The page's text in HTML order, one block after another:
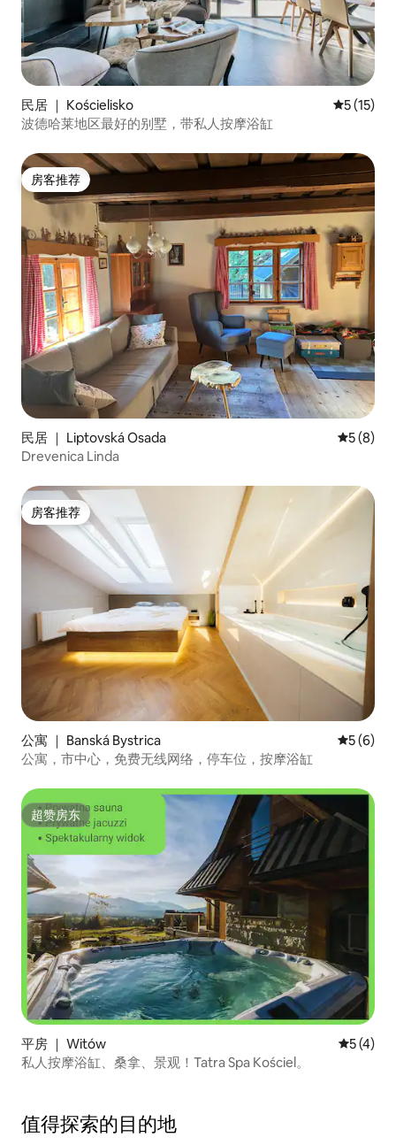
民居 ｜ Kościelisko 平均评分
5 (15)
波德哈莱地区最好的别墅，带私人按摩浴缸
房客推荐
房客推荐
民居 ｜ Liptovská Osada 平均评分
5 (8)
Drevenica Linda
房客推荐
房客推荐
公寓 ｜ Banská Bystrica 平均评分
5 (6)
公寓，市中心，免费无线网络，停车位，按摩浴缸
超赞房东
超赞房东
平房 ｜ Witów 平均评分
5 (4)
私人按摩浴缸、桑拿、景观！Tatra Spa Kościel。
值得探索的目的地